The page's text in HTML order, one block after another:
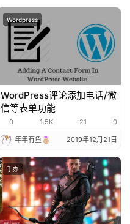
Wordpress
WordPress评论添加电话/微
信等表单功能
0 1.5K 21 0
年年有鱼 2019年12月21日
手办